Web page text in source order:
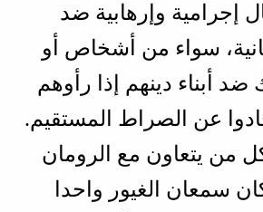
إجرامية وإرهابية ضد
سواء من أشخاص أو
أبناء دينهم إذا رأوهم
عن الصراط المستقيم.
كل من يتعاون مع الرومان
سمعان الغيور واحدا